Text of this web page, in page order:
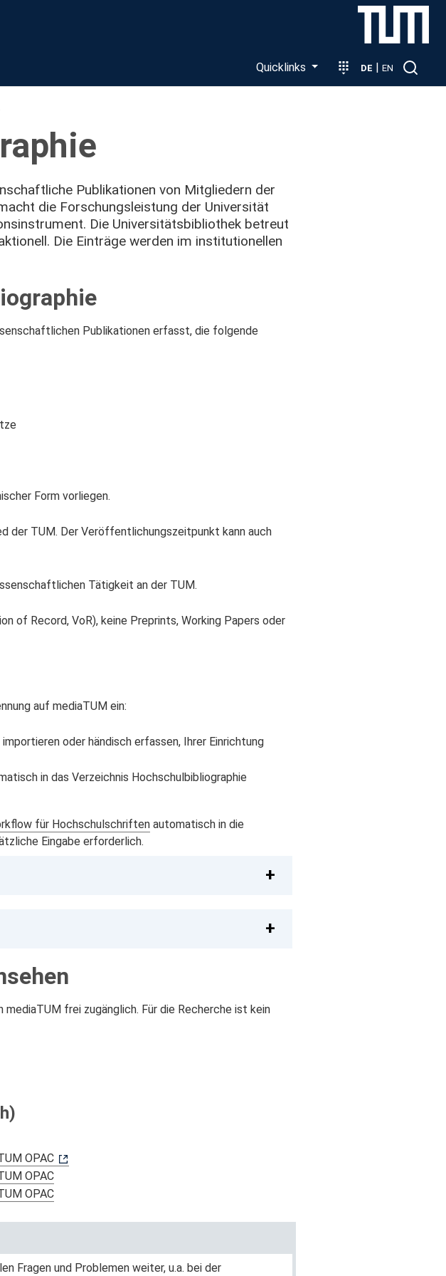
Quicklinks DE | EN
Publikationen von Mitgliedern der
die Forschungsleistung der Universität
Die Universitätsbibliothek betreut
Die Einträge werden im institutionellen
Publikationen erfasst, die folgende
Form vorliegen.
der TUM. Der Veröffentlichungszeitpunkt kann auch
Tätigkeit an der TUM.
of Record, VoR), keine Preprints, Working Papers oder
auf mediaTUM ein:
oder händisch erfassen, Ihrer Einrichtung
in das Verzeichnis Hochschulbibliographie
für Hochschulschriften automatisch in die
Eingabe erforderlich.
frei zugänglich. Für die Recherche ist kein
OPAC
OPAC
OPAC
Fragen und Problemen weiter, u.a. bei der